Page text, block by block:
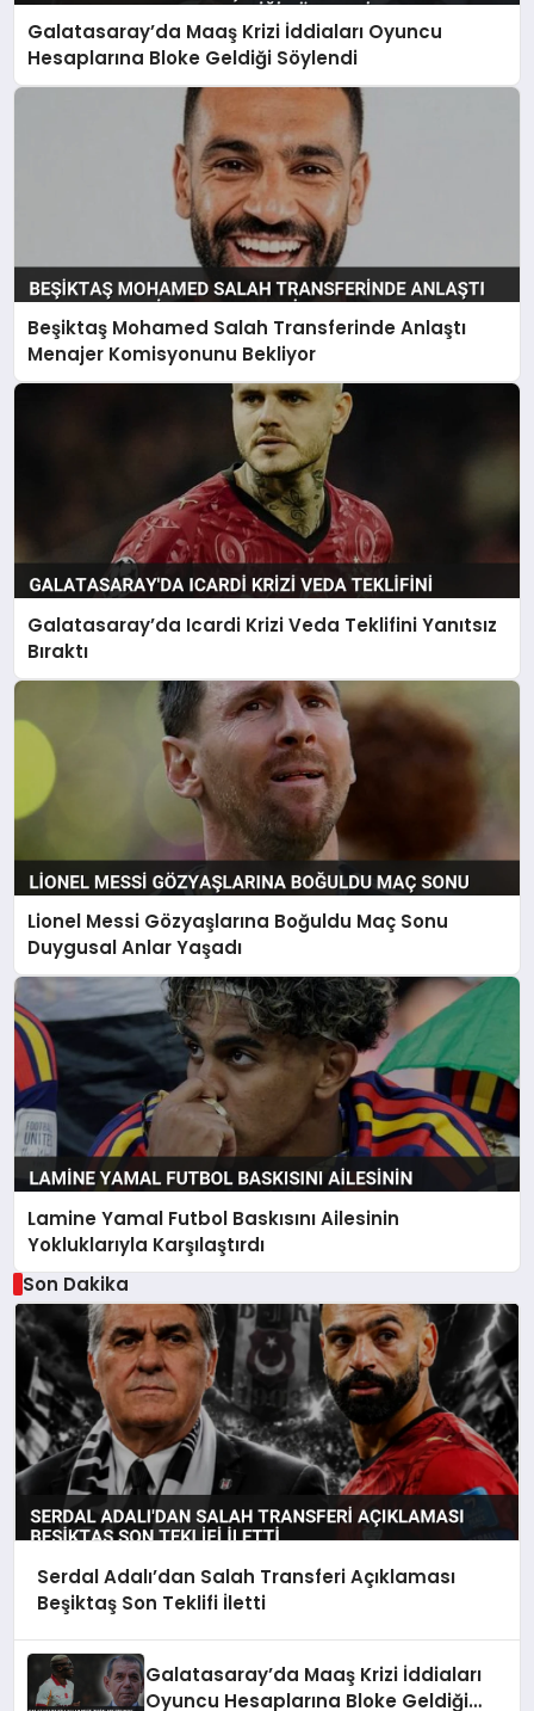
Galatasaray’da Maaş Krizi İddiaları Oyuncu
Hesaplarına Bloke Geldiği Söylendi
Beşiktaş Mohamed Salah Transferinde Anlaştı
Menajer Komisyonunu Bekliyor
Galatasaray’da Icardi Krizi Veda Teklifini Yanıtsız
Bıraktı
Lionel Messi Gözyaşlarına Boğuldu Maç Sonu
Duygusal Anlar Yaşadı
Lamine Yamal Futbol Baskısını Ailesinin
Yokluklarıyla Karşılaştırdı
Son Dakika
Serdal Adalı’dan Salah Transferi Açıklaması
Beşiktaş Son Teklifi İletti
Galatasaray’da Maaş Krizi İddiaları
Oyuncu Hesaplarına Bloke Geldiği